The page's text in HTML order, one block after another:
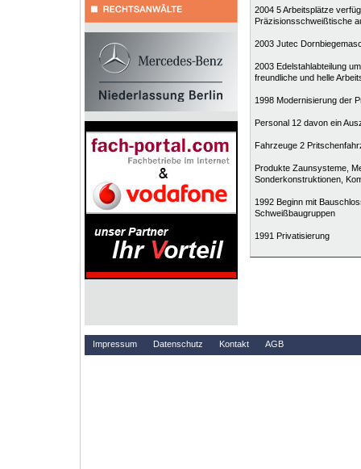
2004 5 Arbeitsplätze
Präzisionsschweißtische
2003 Jutec
2003 Edelstahlabteilung
freundliche und helle
1998 Modernisierung der
Personal 12 davon ein
Fahrzeuge 2
Produkte Zaunsysteme,
Sonderkonstruktionen,
1992 Beginn mit
Schweißbaugruppen
1991 Privatisierung
Impressum Datenschutz Kontakt AGB